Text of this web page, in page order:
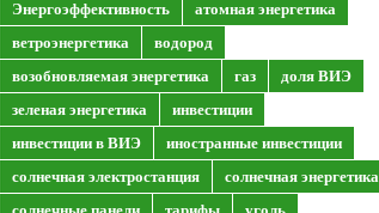
Энергоэффективность
атомная энергетика
ветроэнергетика
водород
возобновляемая энергетика
газ
доля ВИЭ
зеленая энергетика
инвестиции
инвестиции в ВИЭ
иностранные инвестиции
солнечная электростанция
солнечная энергетика
солнечные панели
тарифы уголь